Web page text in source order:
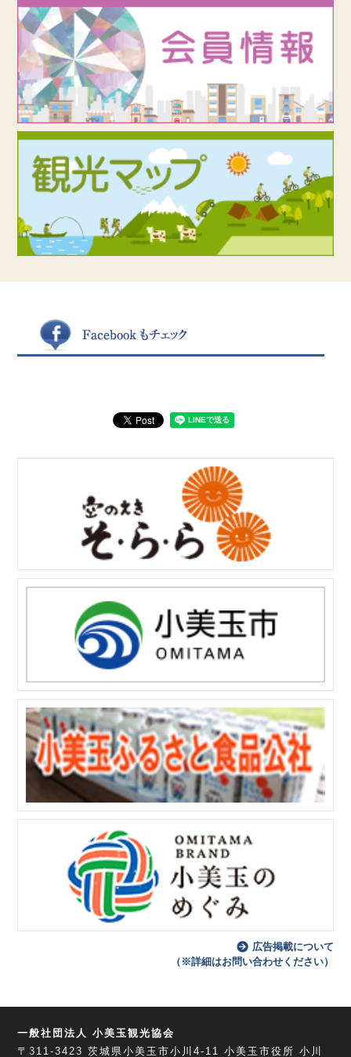
広告掲載について
（※詳細はお問い合わせください）
一般社団法人 小美玉観光協会
〒311-3423茨城県小美玉市小川4-11 小美玉市役所 小川